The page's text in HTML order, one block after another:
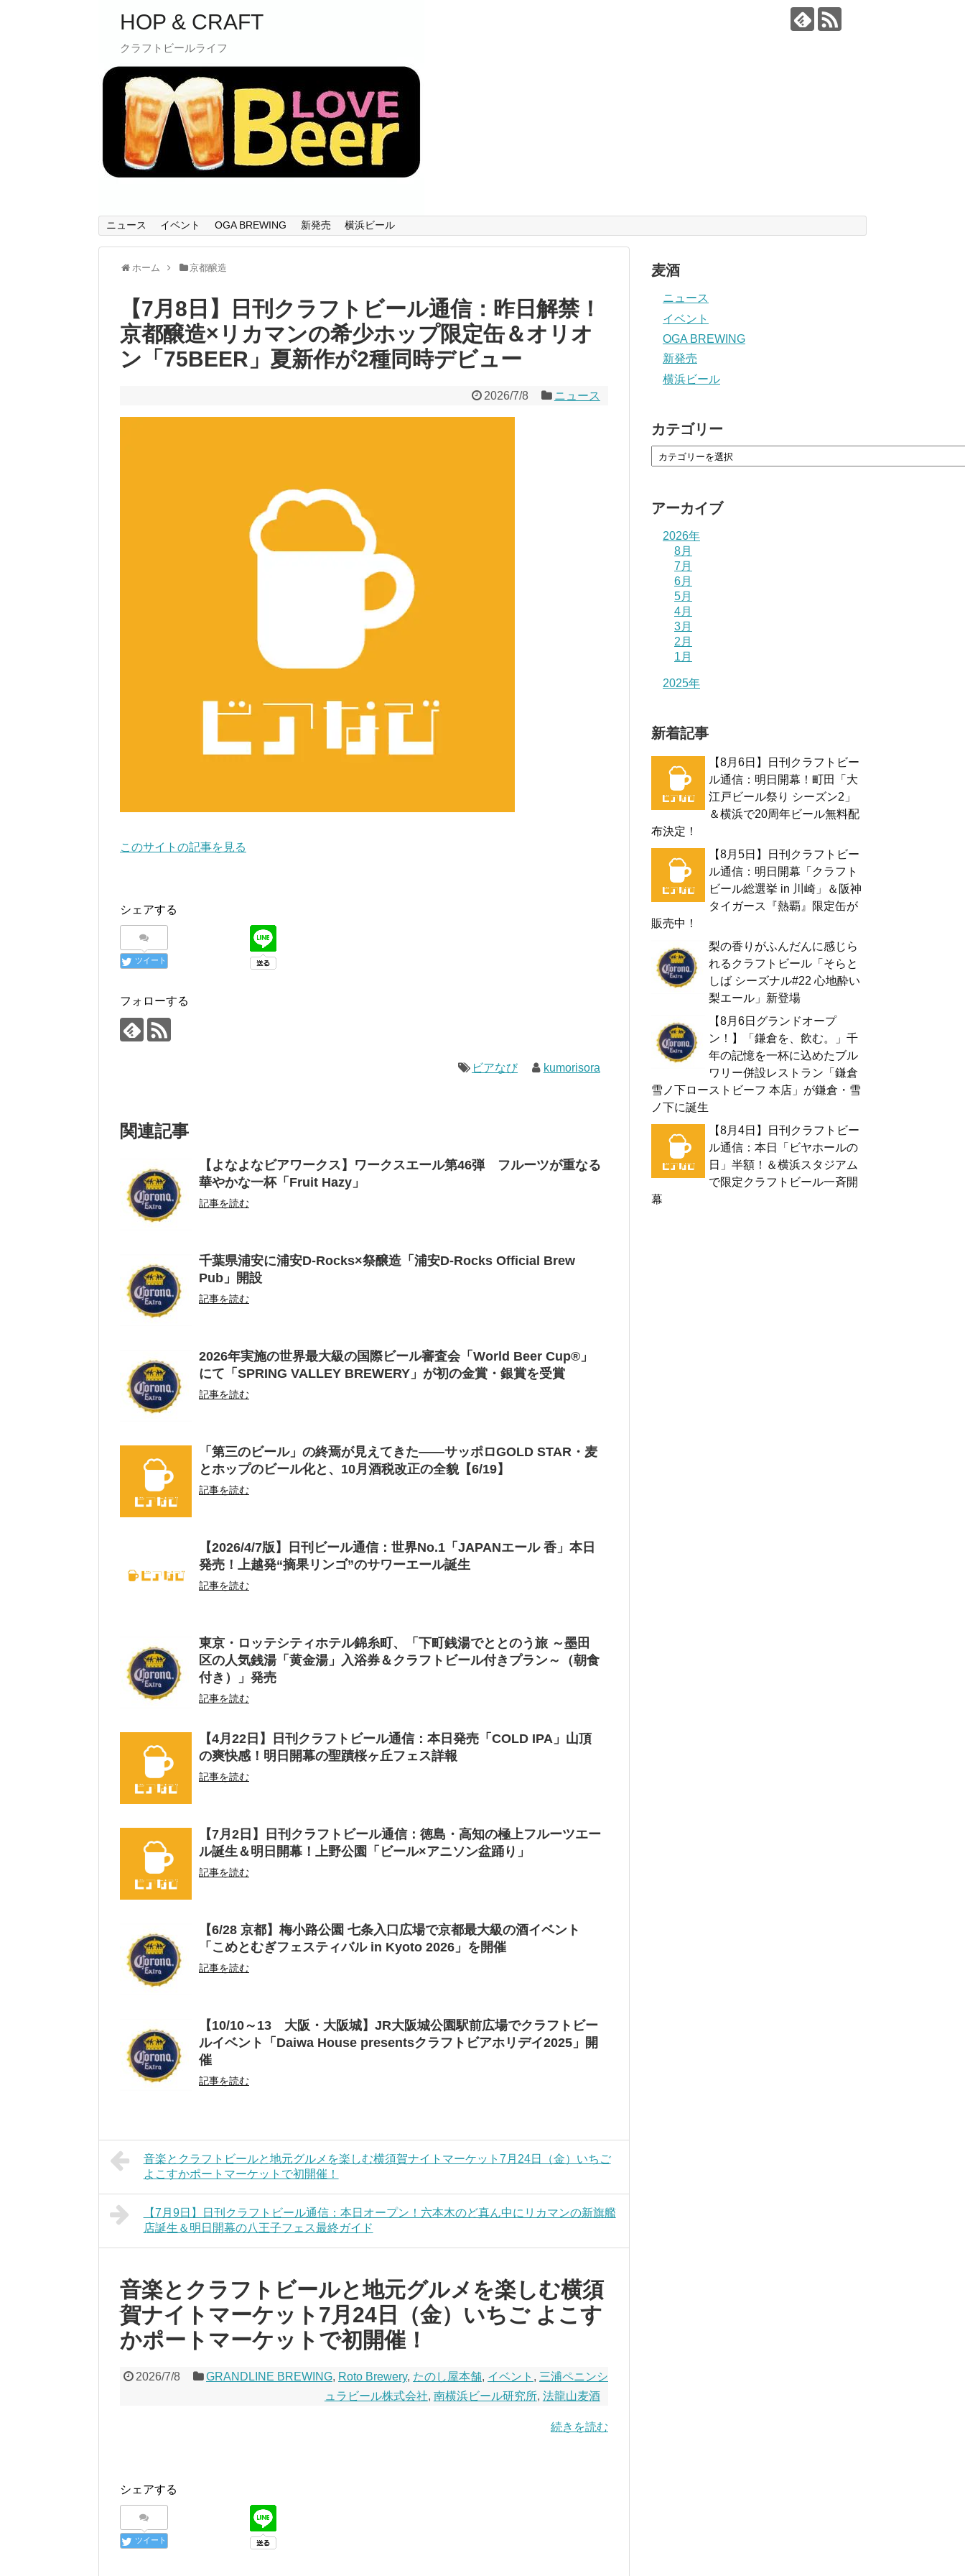
HOP & CRAFT
クラフトビールライフ
ニュース イベント OGA BREWING 新発売 横浜ビール
ホーム 京都醸造
【7月8日】日刊クラフトビール通信：昨日解禁！
京都醸造×リカマンの希少ホップ限定缶＆オリオ
ン「75BEER」夏新作が2種同時デビュー
2026/7/8 ニュース
このサイトの記事を見る
シェアする
ツイート
フォローする
ビアなび kumorisora
関連記事
【よなよなビアワークス】ワークスエール第46弾 フルーツが重なる
華やかな一杯「Fruit Hazy」
記事を読む
千葉県浦安に浦安D-Rocks×祭醸造「浦安D-Rocks Official Brew
Pub」開設
記事を読む
2026年実施の世界最大級の国際ビール審査会「World Beer Cup®」
にて「SPRING VALLEY BREWERY」が初の金賞・銀賞を受賞
記事を読む
「第三のビール」の終焉が見えてきた——サッポロGOLD STAR・麦
とホップのビール化と、10月酒税改正の全貌【6/19】
記事を読む
【2026/4/7版】日刊ビール通信：世界No.1「JAPANエール 香」本日
発売！上越発“摘果リンゴ”のサワーエール誕生
記事を読む
東京・ロッテシティホテル錦糸町、「下町銭湯でととのう旅 ～墨田
区の人気銭湯「黄金湯」入浴券＆クラフトビール付きプラン～（朝食
付き）」発売
記事を読む
【4月22日】日刊クラフトビール通信：本日発売「COLD IPA」山頂
の爽快感！明日開幕の聖蹟桜ヶ丘フェス詳報
記事を読む
【7月2日】日刊クラフトビール通信：徳島・高知の極上フルーツエー
ル誕生＆明日開幕！上野公園「ビール×アニソン盆踊り」
記事を読む
【6/28 京都】梅小路公園 七条入口広場で京都最大級の酒イベント
「こめとむぎフェスティバル in Kyoto 2026」を開催
記事を読む
【10/10～13 大阪・大阪城】JR大阪城公園駅前広場でクラフトビー
ルイベント「Daiwa House presentsクラフトビアホリデイ2025」開
催
記事を読む
音楽とクラフトビールと地元グルメを楽しむ横須賀ナイトマーケット7月24日（金）いちご
よこすかポートマーケットで初開催！
【7月9日】日刊クラフトビール通信：本日オープン！六本木のど真ん中にリカマンの新旗艦
店誕生＆明日開幕の八王子フェス最終ガイド
音楽とクラフトビールと地元グルメを楽しむ横須
賀ナイトマーケット7月24日（金）いちご よこす
かポートマーケットで初開催！
2026/7/8 GRANDLINE BREWING, Roto Brewery, たのし屋本舗, イベント , 三浦ペニンシ
ュラビール株式会社, 南横浜ビール研究所, 法龍山麦酒
続きを読む
シェアする
ツイート
麦酒
ニュース
イベント
OGA BREWING
新発売
横浜ビール
カテゴリー
アーカイブ
2026年
8月
7月
6月
5月
4月
3月
2月
1月
2025年
新着記事
【8月6日】日刊クラフトビー
ル通信：明日開幕！町田「大
江戸ビール祭り シーズン2」
＆横浜で20周年ビール無料配
布決定！
【8月5日】日刊クラフトビー
ル通信：明日開幕「クラフト
ビール総選挙 in 川崎」＆阪神
タイガース『熱覇』限定缶が
販売中！
梨の香りがふんだんに感じら
れるクラフトビール「そらと
しば シーズナル#22 心地酔い
梨エール」新登場
【8月6日グランドオープ
ン！】「鎌倉を、飲む。」千
年の記憶を一杯に込めたブル
ワリー併設レストラン「鎌倉
雪ノ下ローストビーフ 本店」が鎌倉・雪
ノ下に誕生
【8月4日】日刊クラフトビー
ル通信：本日「ビヤホールの
日」半額！＆横浜スタジアム
で限定クラフトビール一斉開
幕